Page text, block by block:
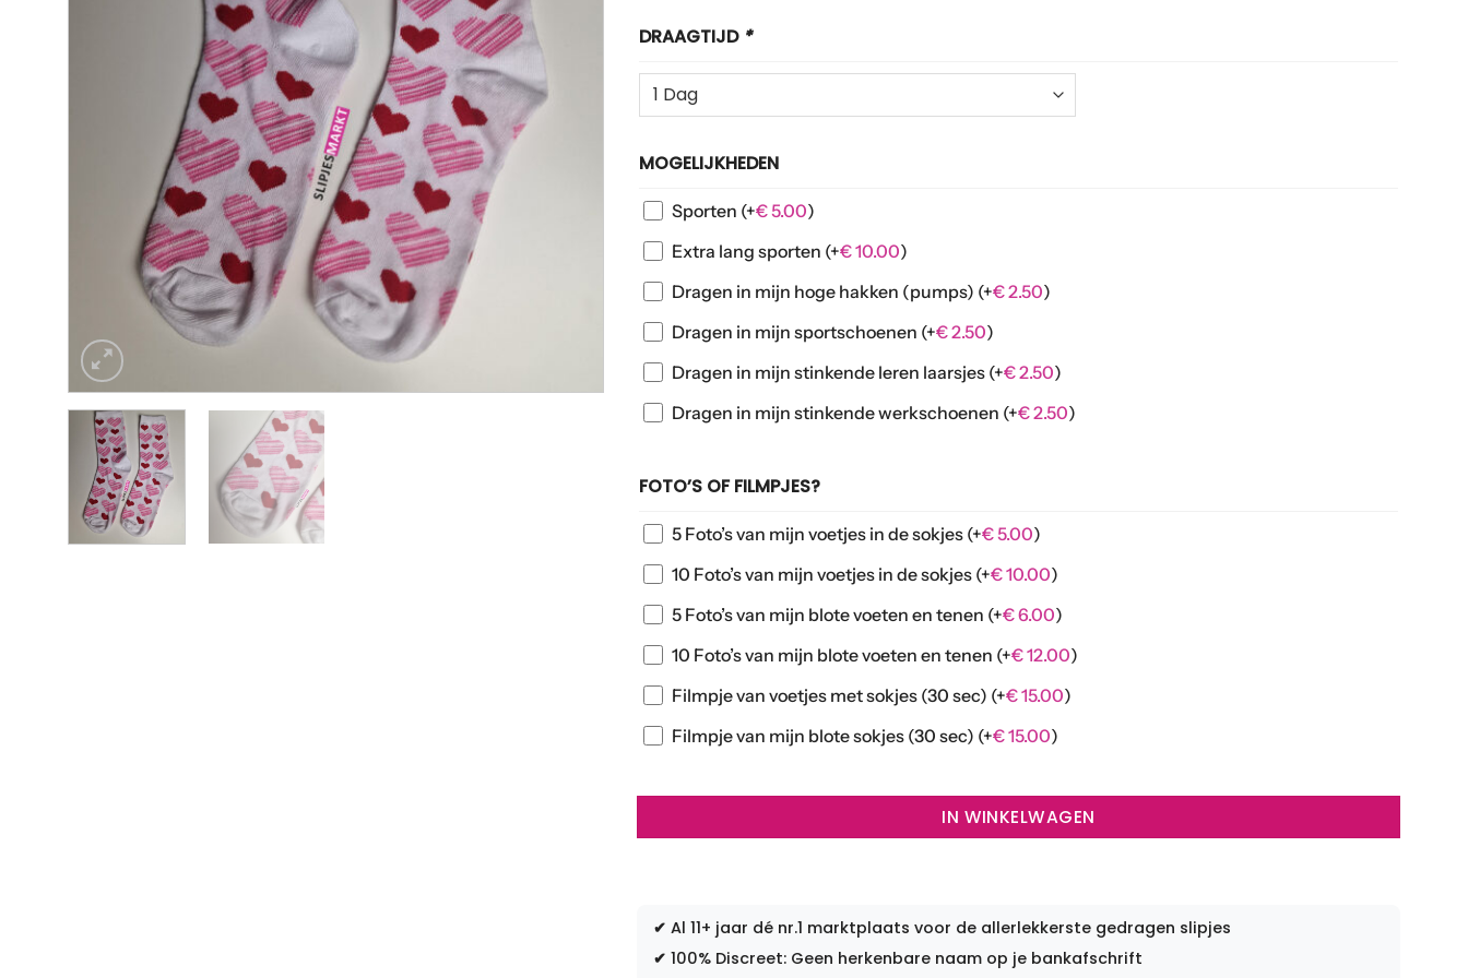
DRAAGTIJD *
MOGELIJKHEDEN
Sporten (+€5.00)
Extra lang sporten (+€10.00)
Dragen in mijn hoge hakken (pumps) (+€2.50)
Dragen in mijn sportschoenen (+€2.50)
Dragen in mijn stinkende leren laarsjes (+€2.50)
Dragen in mijn stinkende werkschoenen (+€2.50)
FOTO’S OF FILMPJES?
5 Foto’s van mijn voetjes in de sokjes (+€5.00)
10 Foto’s van mijn voetjes in de sokjes (+€10.00)
5 Foto’s van mijn blote voeten en tenen (+€6.00)
10 Foto’s van mijn blote voeten en tenen (+€12.00)
Filmpje van voetjes met sokjes (30 sec) (+€15.00)
Filmpje van mijn blote sokjes (30 sec) (+€15.00)
IN WINKELWAGEN
✔ Al 11+ jaar dé nr.1 marktplaats voor de allerlekkerste gedragen slipjes
✔ 100% Discreet: Geen herkenbare naam op je bankafschrift